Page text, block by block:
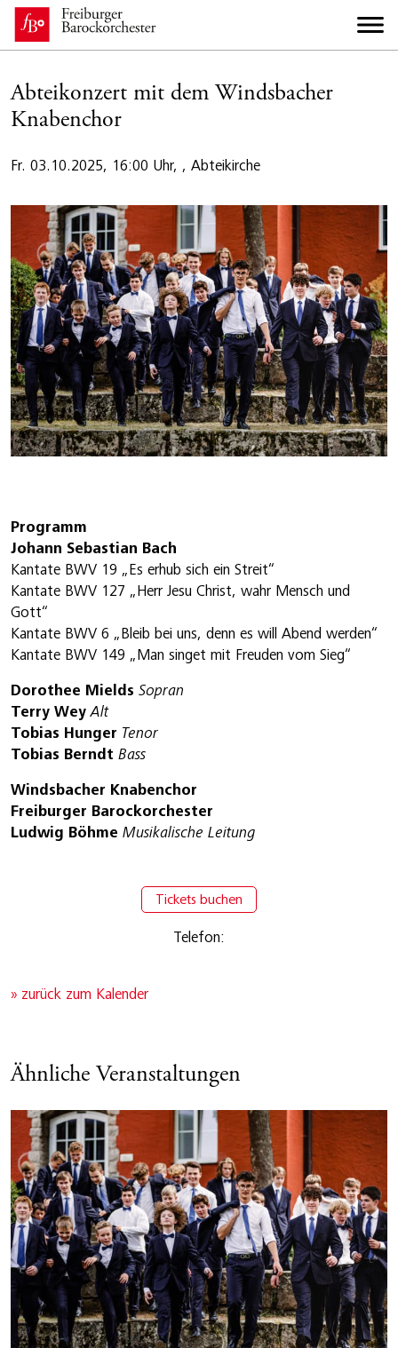
Abteikonzert mit dem Windsbacher
Knabenchor
Fr. 03.10.2025, 16:00 Uhr, , Abteikirche
Programm
Johann Sebastian Bach
Kantate BWV 19 „Es erhub sich ein Streit“
Kantate BWV 127 „Herr Jesu Christ, wahr Mensch und
Gott“
Kantate BWV 6 „Bleib bei uns, denn es will Abend werden“
Kantate BWV 149 „Man singet mit Freuden vom Sieg“
Dorothee Mields Sopran
Terry Wey Alt
Tobias Hunger Tenor
Tobias Berndt Bass
Windsbacher Knabenchor
Freiburger Barockorchester
Ludwig Böhme Musikalische Leitung
Tickets buchen
Telefon:
» zurück zum Kalender
Ähnliche Veranstaltungen